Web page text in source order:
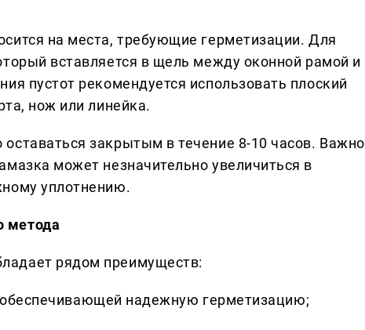
на места, требующие герметизации. Для
вставляется в щель между оконной рамой и
пустот рекомендуется использовать плоский
нож или линейка.
закрытым в течение 8-10 часов. Важно
может незначительно увеличиться в
уплотнению.
метода
рядом преимуществ:
надежную герметизацию;